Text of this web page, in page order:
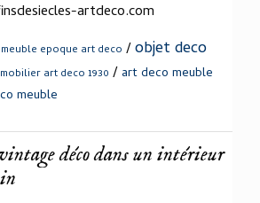
artdeco.com
meuble epoque art deco /objet deco
mobilier art deco 1930 /art deco meuble
meuble
déco dans un intérieur